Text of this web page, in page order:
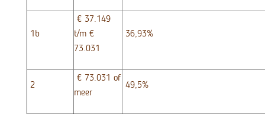
1b
€ 37.149
t/m €
73.031
36,93%
2
€ 73.031 of
meer
49,5%